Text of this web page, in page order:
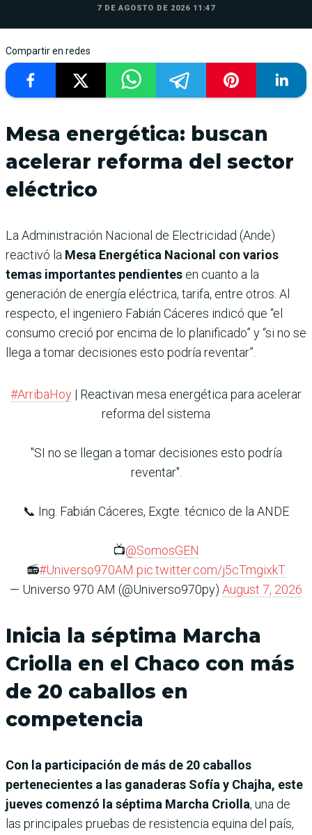
7 DE AGOSTO DE 2026 11:47
Compartir en redes
Mesa energética: buscan
acelerar reforma del sector
eléctrico
La Administración Nacional de Electricidad (Ande)
reactivó la Mesa Energética Nacional con varios
temas importantes pendientes en cuanto a la
generación de energía eléctrica, tarifa, entre otros. Al
respecto, el ingeniero Fabián Cáceres indicó que “el
consumo creció por encima de lo planificado” y “si no se
llega a tomar decisiones esto podría reventar”.
#ArribaHoy | Reactivan mesa energética para acelerar
reforma del sistema
"SI no se llegan a tomar decisiones esto podría
reventar".
📞 Ing. Fabián Cáceres, Exgte. técnico de la ANDE
📺@SomosGEN
📻#Universo970AM pic.twitter.com/j5cTmgixkT
— Universo 970 AM (@Universo970py) August 7, 2026
Inicia la séptima Marcha
Criolla en el Chaco con más
de 20 caballos en
competencia
Con la participación de más de 20 caballos
pertenecientes a las ganaderas Sofía y Chajha, este
jueves comenzó la séptima Marcha Criolla, una de
las principales pruebas de resistencia equina del país,